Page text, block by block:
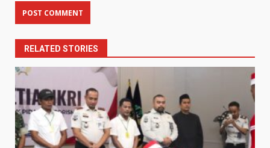
RELATED STORIES